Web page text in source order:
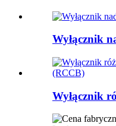
Wyłącznik
Wyłącznik